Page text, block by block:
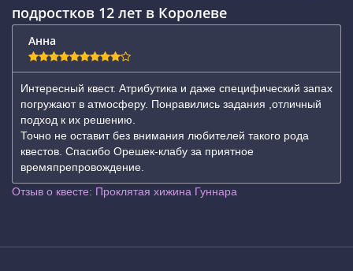
подростков 12 лет в Королеве
Анна
Интересный квест. Атрибутика и даже специфический запах
погружают в атмосферу. Понравились задания ,отличный
подход к их решению.
Точно не оставит без внимания любителей такого рода
квестов. Спасибо Орешек-клабу за приятное
времяпрепровождение.
Отзыв о квесте: Проклятая хижина Гуннара